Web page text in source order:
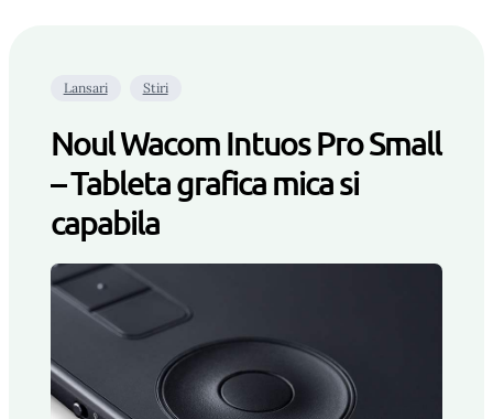
Lansari Stiri
Noul Wacom Intuos Pro Small
– Tableta grafica mica si
capabila